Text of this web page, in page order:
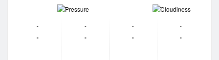
-
-
-
-
-
-
-
-
-
-